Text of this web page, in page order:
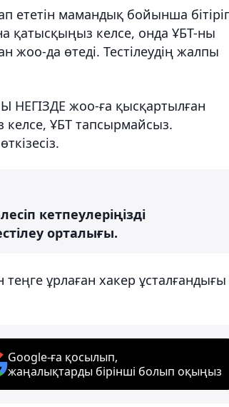
ететін мамандық бойынша
қатысқыңыз келсе, онда ҰБТ-ны
да өтеді. Тестілеудің жалпы
НЕГІЗДЕ жоо-ға қысқартылған
келсе, ҰБТ тапсырмайсыз.
кетпеулеріңізді
орталығы.
ұрлаған хакер ұсталғандығы
Google-ға қосылып,
жаңалықтарды бірінші болып оқыңыз